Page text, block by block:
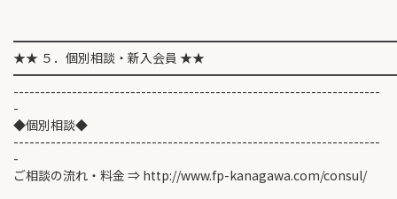
★★ ５．個別相談・新入会員 ★★
---------------------------------------------------------------------
-
◆個別相談◆
---------------------------------------------------------------------
-
ご相談の流れ・料金 ⇒ http://www.fp-kanagawa.com/consul/